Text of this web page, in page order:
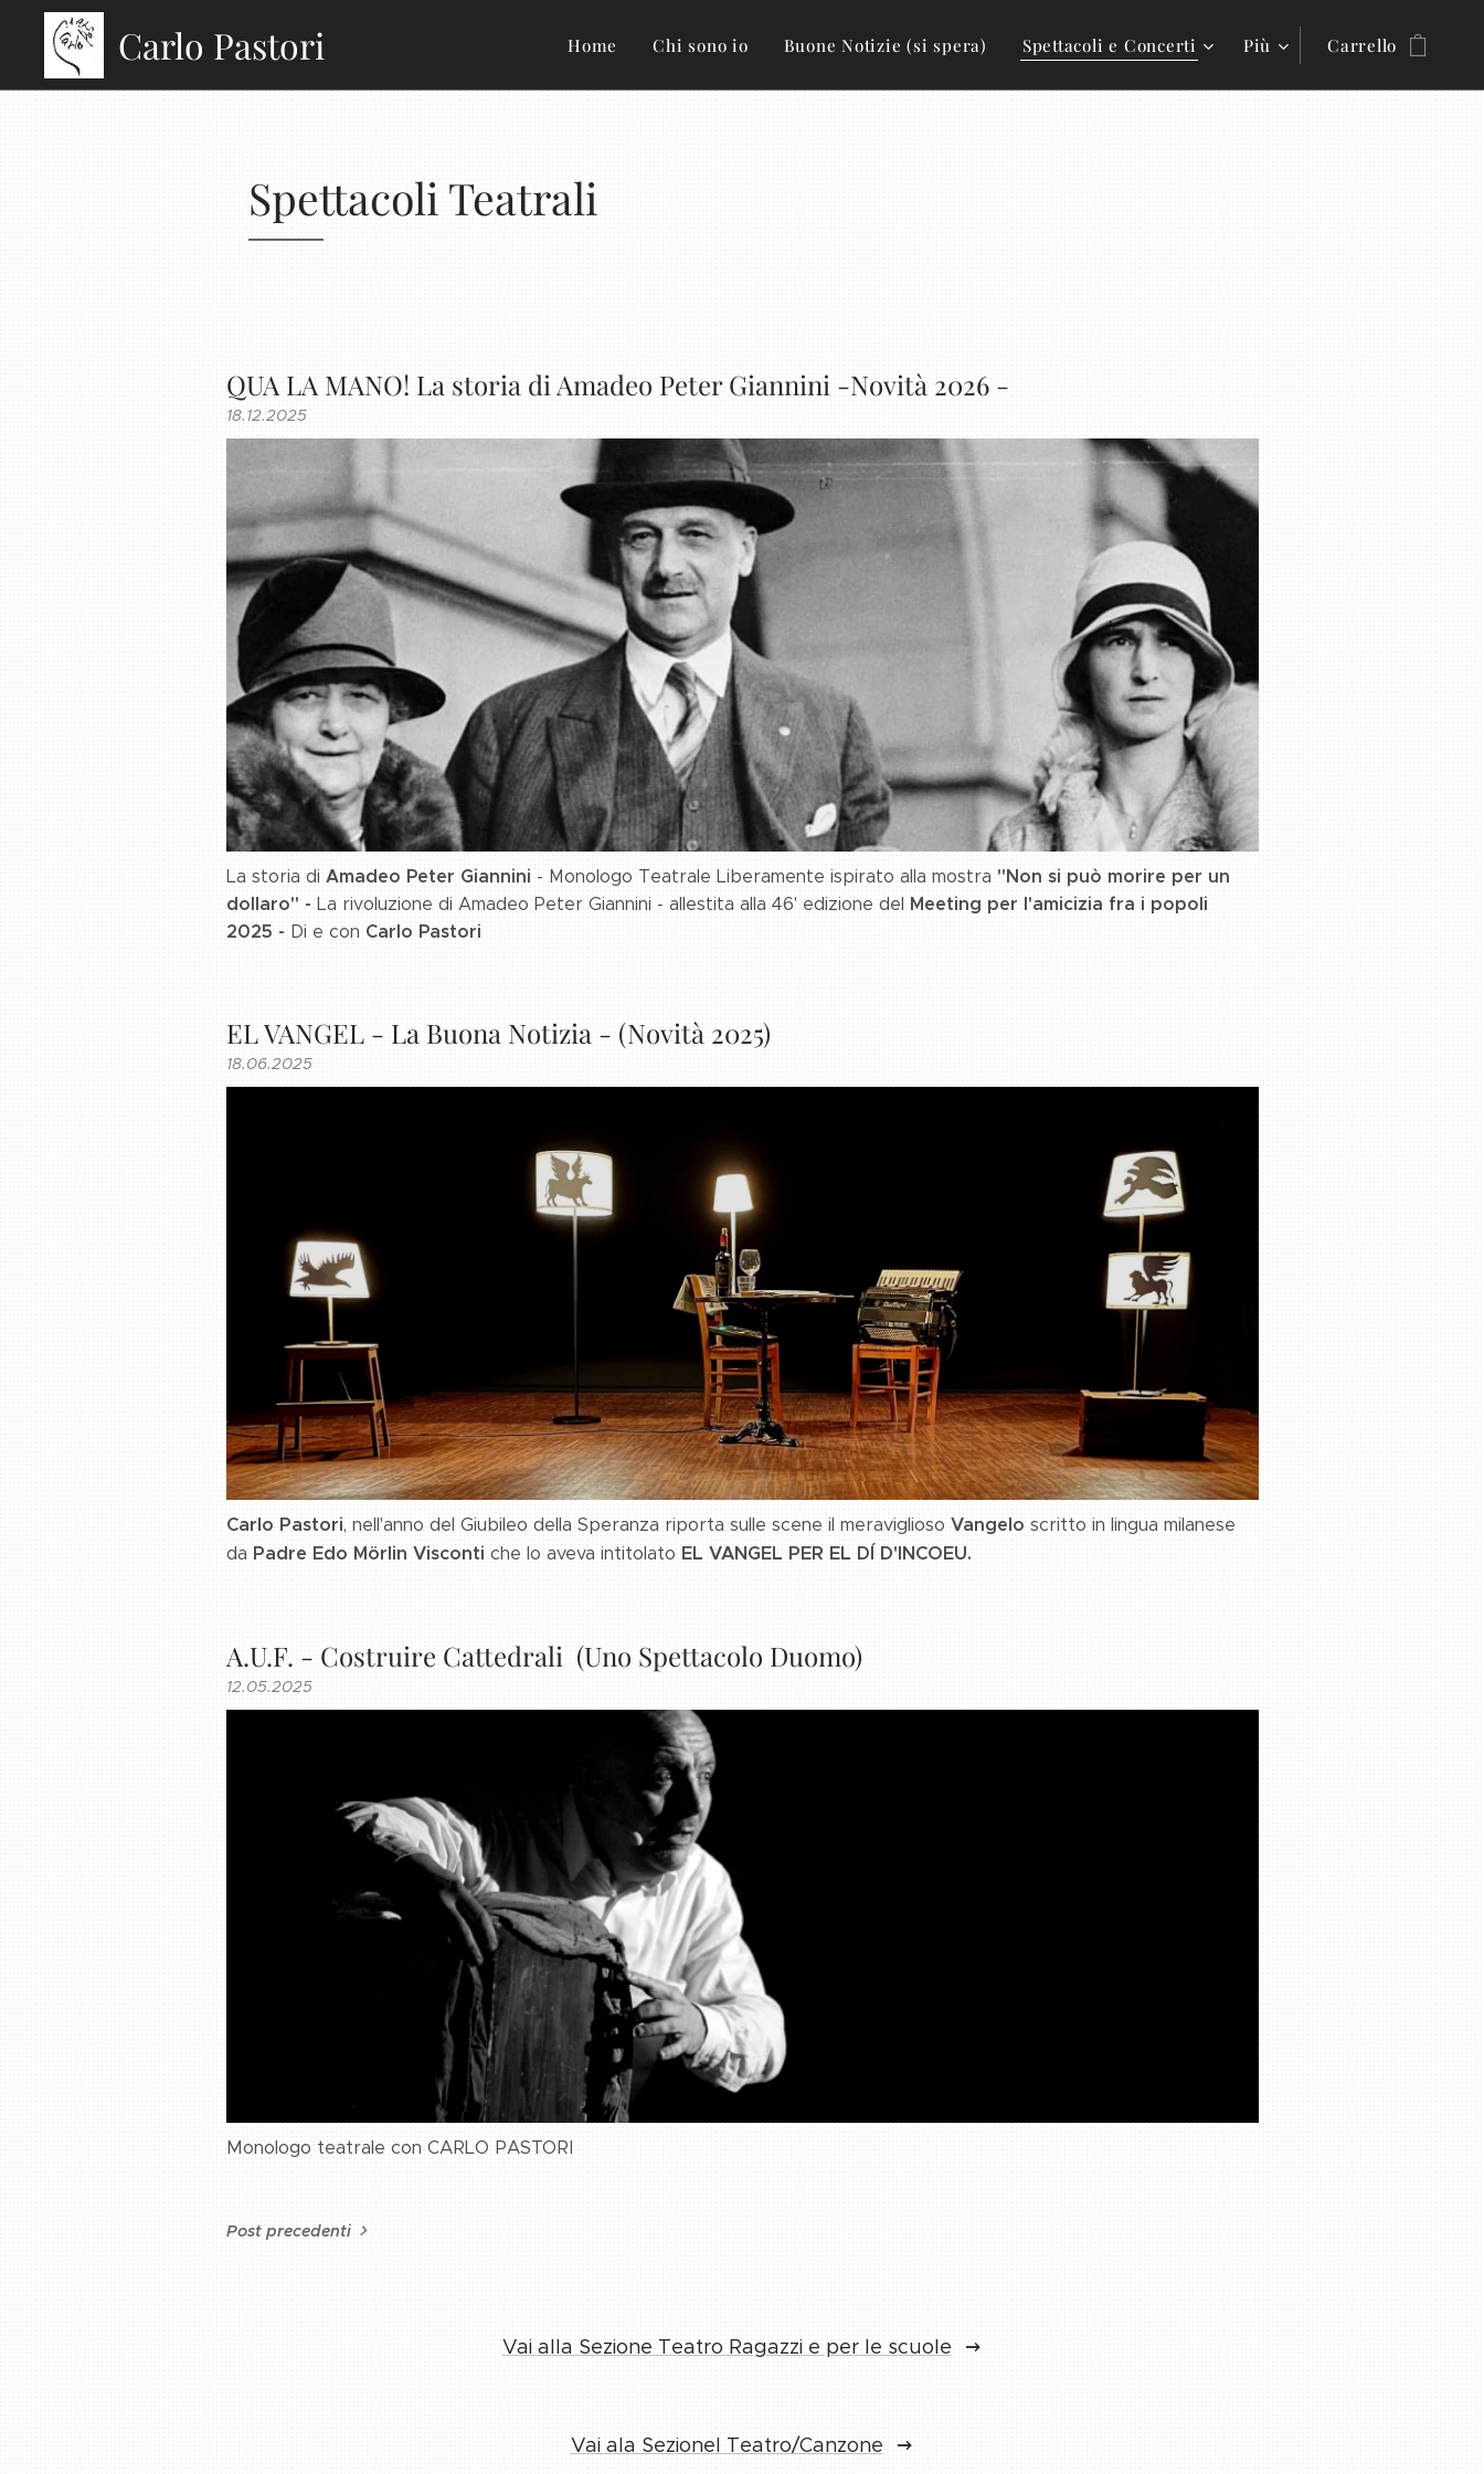
Carlo Pastori Home Chi sono io Buone Notizie (si spera) Spettacoli e Concerti Più Carrello
Spettacoli Teatrali
QUA LA MANO! La storia di Amadeo Peter Giannini -Novità 2026 -
18.12.2025
La storia diAmadeo Peter Giannini - Monologo Teatrale Liberamente ispirato alla mostra"Non si può morire per un
dollaro"-La rivoluzione di Amadeo Peter Giannini - allestita alla 46' edizione delMeeting per l'amicizia fra i popoli
2025 -Di e conCarlo Pastori
EL VANGEL - La Buona Notizia - (Novità 2025)
18.06.2025
Carlo Pastori, nell'anno del Giubileo della Speranza riporta sulle scene il meravigliosoVangeloscritto in lingua milanese
daPadre Edo Mörlin Viscontiche lo aveva intitolatoEL VANGEL PER EL DÍ D'INCOEU.
A.U.F. - Costruire Cattedrali (Uno Spettacolo Duomo)
12.05.2025
Monologo teatrale con CARLO PASTORI
Post precedenti
Vai alla Sezione Teatro Ragazzi e per le scuole
Vai ala Sezionel Teatro/Canzone